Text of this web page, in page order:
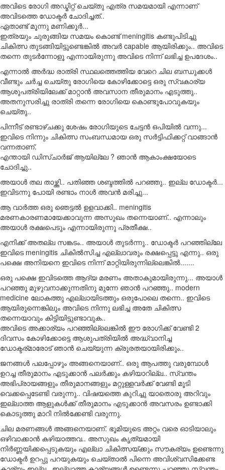
അവിടെ രോഗി അഡ്മിറ്റ് ചെയ്തു എത്ര സമയമായി എന്നാണ്
അവിടത്തെ ഡോക്ടർ ചോദിച്ചത്..
ഏതാണ്ട് മൂന്നു മണിക്കൂർ...
ഇത്രയും ചുരുങ്ങിയ സമയം കൊണ്ട് meningitis കണ്ടുപിടിച്ചു
ചികിത്സ തുടങ്ങിയിട്ടുണ്ടെങ്കിൽ അവർ capable ആയിരിക്കും.. അവിടെ
തന്നെ തുടർന്നോളൂ എന്നായിരുന്നു അവിടെ നിന്ന് ലഭിച്ച ഉപദേശം..
എന്നാൽ അർദ്ധ രാത്രി സ്ഥലത്തെത്തിയ വേറെ ചില ബന്ധുക്കൾ
വീണ്ടും ചർച്ച ചെയ്തു രോഗിയെ കോഴിക്കോട്ടെ ഒരു സ്വകാര്യ
ആശുപത്രിയിലേക്ക് മാറ്റാൻ അവസാന തീരുമാനം എടുത്തു..
അതനുസരിച്ചു രാത്രി തന്നെ രോഗിയെ കൊണ്ടുപോവുകയും
ചെയ്തു..
പിന്നീട് രണ്ടാഴ്ചക്കു ശേഷം രോഗിയുടെ ചേട്ടൻ ഒപിയിൽ വന്നു...
ഇവിടെ നിന്നും ചികിത്സ സംബന്ധമായ ഒരു സർട്ടിഫിക്കറ്റ് വാങ്ങാൻ
വന്നതാണ്.
എന്തായി ഡിസ്ചാർജ് ആയില്ലേ ? ഞാൻ ആകാംക്ഷയോടെ
ചോദിച്ചു..
അയാൾ തല താഴ്ത്തി.. പതിഞ്ഞ ശബ്ദത്തിൽ പറഞ്ഞു.. ഇല്ല ഡോക്ടർ...
ഇവിടന്നു പോയി രണ്ടാം നാൾ അവൻ മരിച്ചു...
ആ വാർത്ത ഒരു ഞെട്ടൽ ഉളവാക്കി.. meningitis
മരണകാരണമായേക്കാവുന്ന അസുഖം തന്നെയാണ്.. എന്നാലും
അയാൾ രക്ഷപെടും എന്നായിരുന്നു പ്രതീക്ഷ..
എനിക്ക് അതല്ല സങ്കടം.. അയാൾ തുടർന്നു.. ഡോക്ടർ പറഞ്ഞില്ലേ
ഇവിടെ meningitis ചികിൽസിച്ച എല്ലാവരും രക്ഷപ്പെട്ടു എന്നു.. ഒരു
പക്ഷെ അനിയനെ ഇവിടെ നിന്ന് മാറ്റിയിരുന്നില്ലെങ്കിൽ.......
ഒരു പക്ഷെ ഇവിടത്തെ ആദ്യ മരണം അതാകുമായിരുന്നു... അയാൾ
പറഞ്ഞു മുഴുവനാക്കുന്നതിനു മുന്നേ ഞാൻ പറഞ്ഞു.. modern
medicine ലോകത്തു എല്ലായിടത്തും ഒരുപോലെ തന്നെ.. ഇവിടെ
ആയിരുന്നെങ്കിലും അവിടെ നിന്നു ലഭിച്ച അതേ ചികിത്സ
തന്നെയാവും കിട്ടിയിട്ടുണ്ടാവുക..
അവിടെ അക്കാര്യം പറഞ്ഞില്ലെങ്കിൽ ഈ രോഗിക്ക് വേണ്ടി 2
ദിവസം കോഴിക്കോട്ടെ ആശുപത്രിയിൽ അദ്ധ്വാനിച്ച
ഡോക്ടര്മാരോട് ഞാൻ ചെയ്യുന്ന ക്രൂരതയായിരിക്കും..
ജനങ്ങൾ പലപ്പോഴും അങ്ങനെയാണ്.. ഒരു ആപത്തു വരുമ്പോൾ
ഉറച്ച തീരുമാനം എടുക്കാൻ പലർക്കും കഴിയാറില്ല.. സ്വന്തം
അഭിപ്രായങ്ങളും തീരുമാനങ്ങളും മറ്റുള്ളവർക്ക് വേണ്ടി മൂടി
വെക്കപ്പെടേണ്ടി വരുന്നു.. വിഷയത്തെ കുറിച്ചു യാതൊരു അറിവും
ഇല്ലാത്ത ആളുകൾക്ക് തീരുമാനം എടുക്കാൻ അവസരം ഉണ്ടാക്കി
കൊടുത്തു മാറി നിൽക്കേണ്ടി വരുന്നു.
ചില മരണങ്ങൾ അങ്ങനെയാണ്. ഭൂമിയുടെ അറ്റം വരെ ഓടിയാലും
ഒഴിവാക്കാൻ കഴിയാത്തവ.. അസുഖം കൃത്യമായി
നിർണ്ണയിക്കപ്പെടുകയും എല്ലാ ചികിത്സയ്ക്കും സൗകര്യം ഉണ്ടെന്നു
ഡോക്ടർ ഉറപ്പു പറയുകയും ചെയ്താൽ പിന്നെ അവിശ്വസിക്കേണ്ട